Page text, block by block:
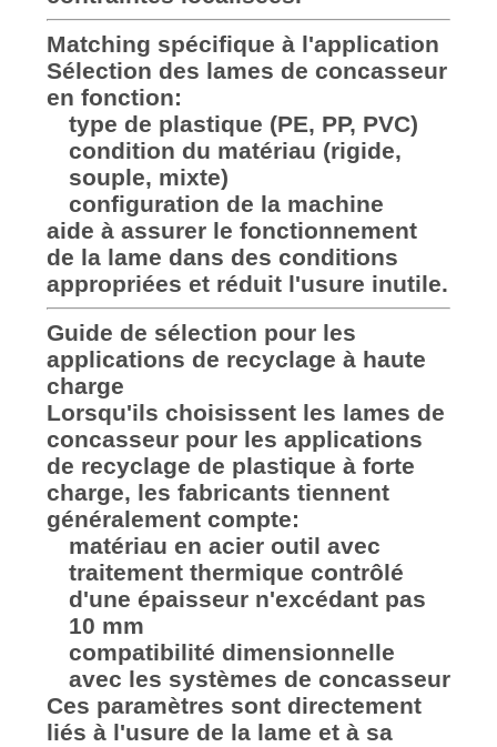
Matching spécifique à l'application
Sélection des lames de concasseur
en fonction:
type de plastique (PE, PP, PVC)
condition du matériau (rigide,
souple, mixte)
configuration de la machine
aide à assurer le fonctionnement
de la lame dans des conditions
appropriées et réduit l'usure inutile.
Guide de sélection pour les
applications de recyclage à haute
charge
Lorsqu'ils choisissent les lames de
concasseur pour les applications
de recyclage de plastique à forte
charge, les fabricants tiennent
généralement compte:
matériau en acier outil avec
traitement thermique contrôlé
d'une épaisseur n'excédant pas
10 mm
compatibilité dimensionnelle
avec les systèmes de concasseur
Ces paramètres sont directement
liés à l'usure de la lame et à sa